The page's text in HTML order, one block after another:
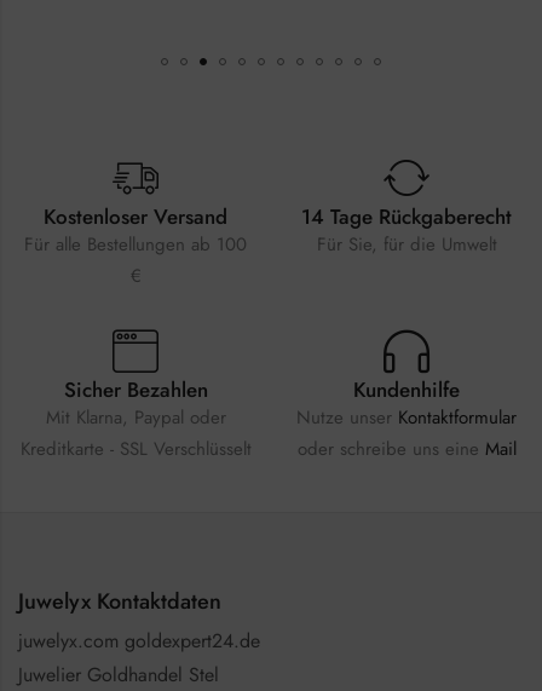
Kostenloser Versand
Für alle Bestellungen ab 100
€
14 Tage Rückgaberecht
Für Sie, für die Umwelt
Sicher Bezahlen
Mit Klarna, Paypal oder
Kreditkarte - SSL Verschlüsselt
Kundenhilfe
Nutze unser Kontaktformular
oder schreibe uns eine Mail
Juwelyx Kontaktdaten
juwelyx.com goldexpert24.de
Juwelier Goldhandel Stel